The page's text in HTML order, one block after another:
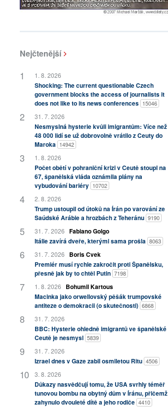
Nejčtenější
1. 8. 2026
Shocking: The current questionable Czech
government blocks the access of journalists it
does not like to its news conferences 15046
31. 7. 2026
Nesmyslná hysterie kvůli imigrantům: Více než
48 000 lidí se už dobrovolně vrátilo z Ceuty do
Maroka 14942
1. 8. 2026
Počet obětí v pohraniční krizi v Ceutě stoupl na
67, španělská vláda oznámila plány na
vybudování bariéry 10702
2. 8. 2026
Trump ustoupil od útoků na Írán po varování ze
Saúdské Arábie a hrozbách z Teheránu 9190
31. 7. 2026 Fabiano Golgo
Itálie zavírá dveře, kterými sama prošla 8063
31. 7. 2026
Boris Cvek
Premiér musí rychle zakročit proti Španělsku,
přesně jak by to chtěl Putin 7198
1. 8. 2026
Bohumil Kartous
Macinka jako orwellovský pěšák trumpovské
antiteze o demokracii (o skutečnosti) 6868
31. 7. 2026
BBC: Hysterie ohledně imigrantů ve španělské
Ceutě je nesmysl 5839
31. 7. 2026
Izrael dnes v Gaze zabil osmiletou Ritu 4506
3. 8. 2026
Důkazy nasvědčují tomu, že USA svrhly téměř
tunovou bombu na obytný dům v Íránu, přičemž
zahynulo dvouleté dítě a jeho rodiče 4410